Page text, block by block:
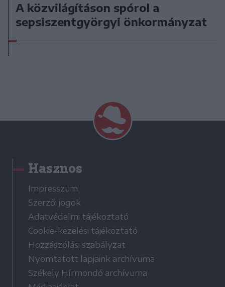
A közvilágításon spórol a
sepsiszentgyörgyi önkormányzat
Hasznos
Impresszum
Szerzői jogok
Adatvédelmi tájékoztató
Cookie-kezelési tájékoztató
Hozzászólási szabályzat
Nyomtatott lapjaink archívuma
Székely Hírmondó archívuma